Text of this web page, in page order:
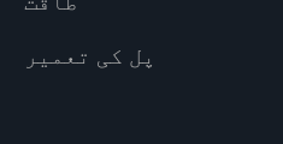
پل کی تعمیر